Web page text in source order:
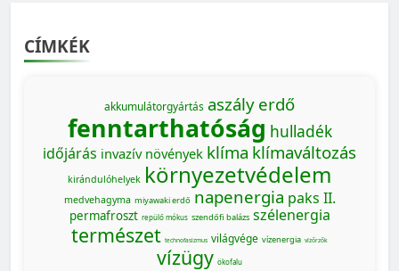
CÍMKÉK
akkumulátorgyártás aszály erdő
fenntarthatóság hulladék
időjárás invazív növények klíma klímaváltozás
kirándulóhelyek környezetvédelem
medvehagyma miyawaki erdő napenergia paks II.
permafroszt repülő mókus szendőfi balázs szélenergia
természet technofasizmus világvége vízenergia vízőrzők
vízügy ökofalu